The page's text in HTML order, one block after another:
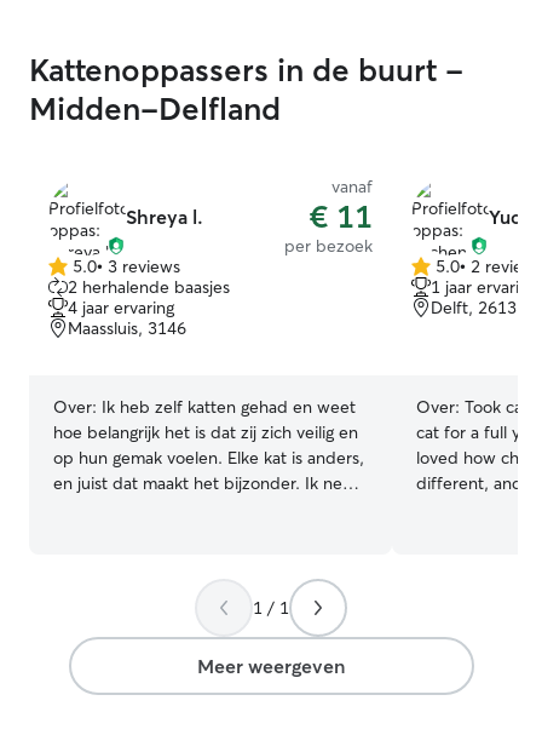
days taking care of a sweet dog or cat! I
live on the first floor and have no pets
myself. I live about a 30 min walk to the
your dog! Or a small walk to the park.
Whatever is needed! For cats; I’d love to
play or cuddle them in the comfort of
their own home! 🐈‍⬛
Kattenoppassers in de buurt -
Midden-Delfland
Shreya l.
vanaf
€ 11
per bezoek
5.0
van
5
sterren
5.0• 3 reviews
2 herhalende baasjes
4 jaar ervaring
Maassluis, 3146
Over: Ik heb zelf katten gehad en weet
hoe belangrijk het is dat zij zich veilig en
op hun gemak voelen. Elke kat is anders,
en juist dat maakt het bijzonder. Ik neem
staan bij mij centraal. Of uw kat nu
speels, verlegen of zelfstandig is, ik zorg
voor liefdevolle en betrouwbare
verzorging. U kunt met een gerust hart
weggaan, wetende dat uw kat in goede
5.0
van
5
5.0• 2 reviews
1 jaar ervaring
Delft, 2613
Over: Took
cat for a full
loved how chill
different, and I
1 / 1
Meer weergeven